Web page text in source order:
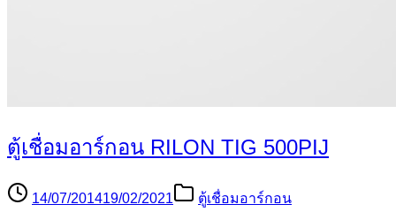
ตู้เชื่อมอาร์กอน RILON TIG 500PIJ
14/07/201419/02/2021 ตู้เชื่อมอาร์กอน